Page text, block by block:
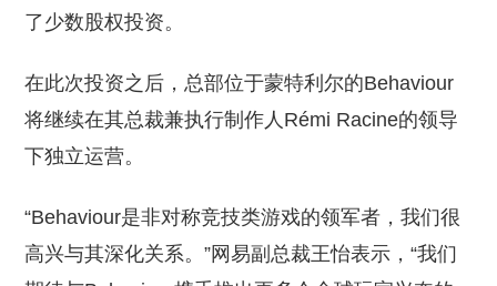
了少数股权投资。
在此次投资之后，总部位于蒙特利尔的Behaviour
将继续在其总裁兼执行制作人Rémi Racine的领导
下独立运营。
“Behaviour是非对称竞技类游戏的领军者，我们很
高兴与其深化关系。”网易副总裁王怡表示，“我们